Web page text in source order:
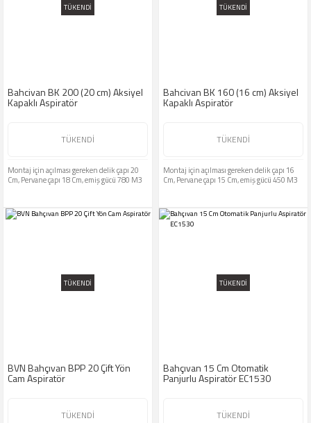
TÜKENDİ
Bahcivan BK 200 (20 cm) Aksiyel
Kapaklı Aspiratör
TÜKENDİ
Montaj için açılması gereken delik çapı 20
Cm, Pervane çapı 18 Cm, emiş gücü 780 M3
TÜKENDİ
Bahcivan BK 160 (16 cm) Aksiyel
Kapaklı Aspiratör
TÜKENDİ
Montaj için açılması gereken delik çapı 16
Cm, Pervane çapı 15 Cm, emiş gücü 450 M3
TÜKENDİ
BVN Bahçıvan BPP 20 Çift Yön
Cam Aspiratör
TÜKENDİ
TÜKENDİ
Bahçıvan 15 Cm Otomatik
Panjurlu Aspiratör EC1530
TÜKENDİ